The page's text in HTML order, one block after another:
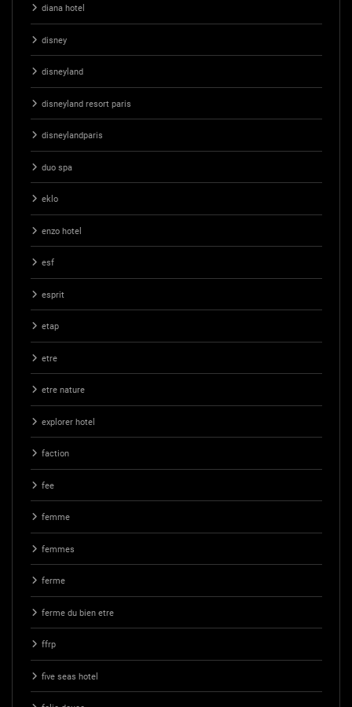
diana hotel
disney
disneyland
disneyland resort paris
disneylandparis
duo spa
eklo
enzo hotel
esf
esprit
etap
etre
etre nature
explorer hotel
faction
fee
femme
femmes
ferme
ferme du bien etre
ffrp
five seas hotel